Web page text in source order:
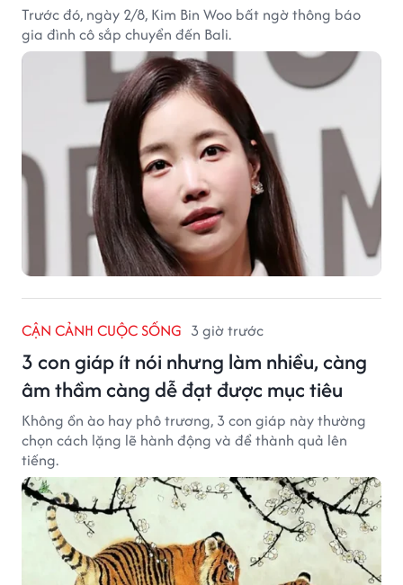
Trước đó, ngày 2/8, Kim Bin Woo bất ngờ thông báo
gia đình cô sắp chuyển đến Bali.
CẬN CẢNH CUỘC SỐNG 3 giờ trước
3 con giáp ít nói nhưng làm nhiều, càng
âm thầm càng dễ đạt được mục tiêu
Không ồn ào hay phô trương, 3 con giáp này thường
chọn cách lặng lẽ hành động và để thành quả lên
tiếng.